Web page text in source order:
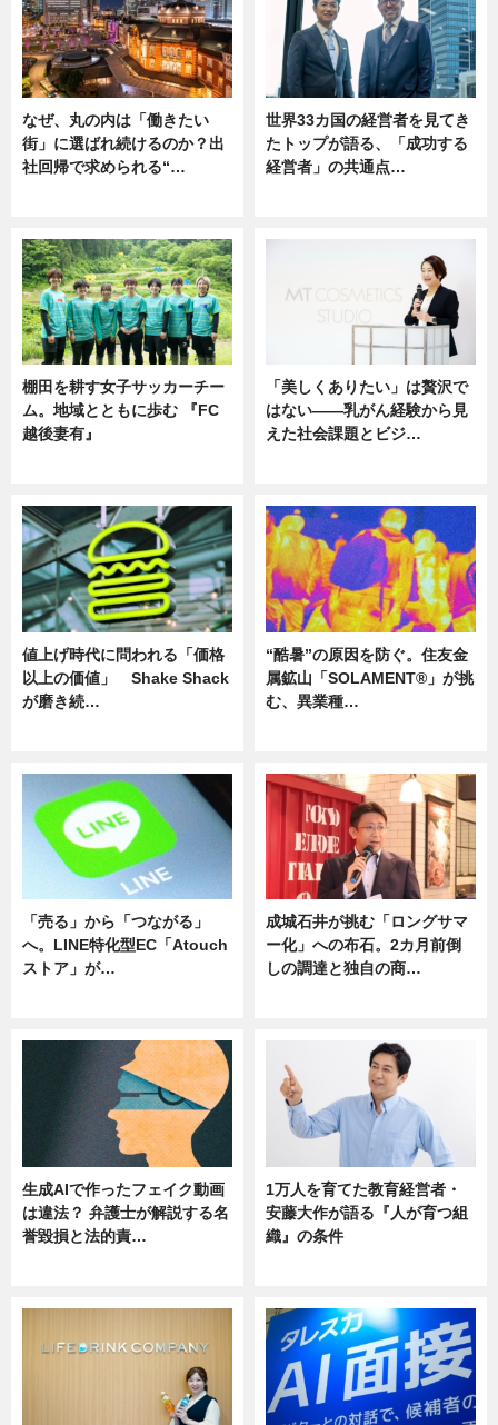
なぜ、丸の内は「働きたい
街」に選ばれ続けるのか？出
社回帰で求められる“…
世界33カ国の経営者を見てき
たトップが語る、「成功する
経営者」の共通点…
棚田を耕す女子サッカーチー
ム。地域とともに歩む 『FC
越後妻有』
「美しくありたい」は贅沢で
はない――乳がん経験から見
えた社会課題とビジ…
値上げ時代に問われる「価格
以上の価値」 Shake Shack
が磨き続…
“酷暑”の原因を防ぐ。住友金
属鉱山「SOLAMENT®」が挑
む、異業種…
「売る」から「つながる」
へ。LINE特化型EC「Atouch
ストア」が…
成城石井が挑む「ロングサマ
ー化」への布石。2カ月前倒
しの調達と独自の商…
生成AIで作ったフェイク動画
は違法？ 弁護士が解説する名
誉毀損と法的責…
1万人を育てた教育経営者・
安藤大作が語る『人が育つ組
織』の条件